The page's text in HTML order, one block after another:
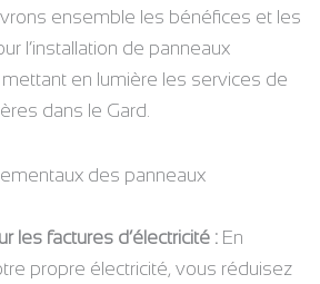
ensemble les bénéfices et les
l’installation de panneaux
en lumière les services de
dans le Gard.
des panneaux
les factures d’électricité : En
propre électricité, vous réduisez